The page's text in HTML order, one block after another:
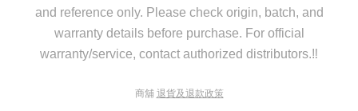
and reference only. Please check origin, batch, and
warranty details before purchase. For official
warranty/service, contact authorized distributors.‼️
商舖 退貨及退款政策